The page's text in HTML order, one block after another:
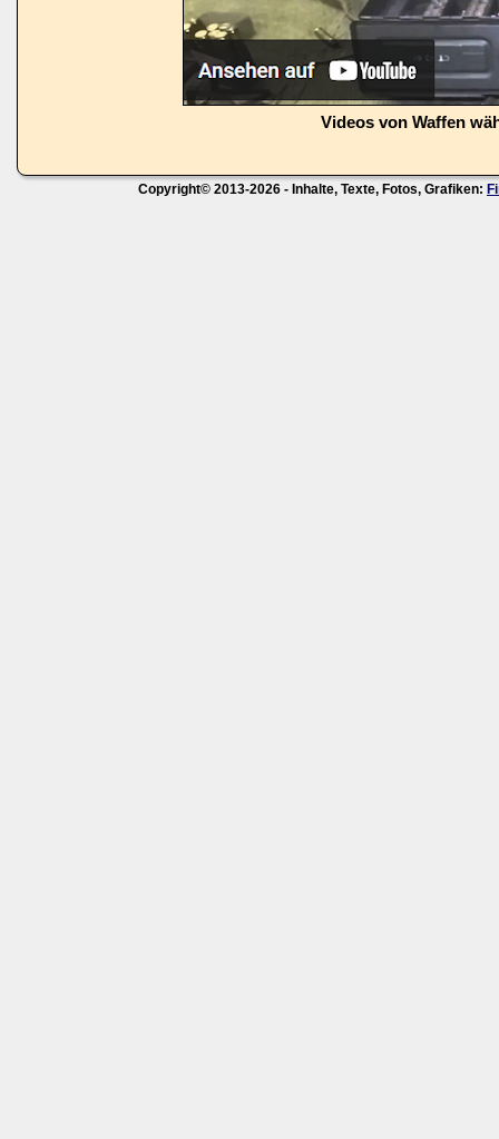
Videos von Waffen
Copyright© 2013-2026 - Inhalte, Texte, Fotos, Grafiken: